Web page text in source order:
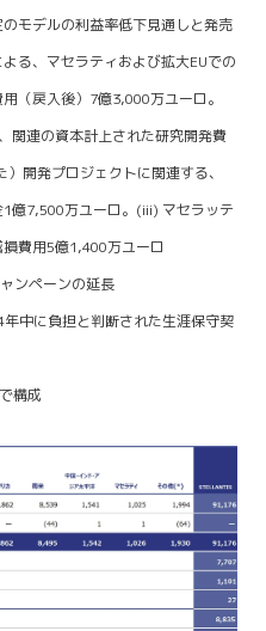
モデルの利益率低下見通しと発売
る、マセラティおよび拡大EUでの
（戻入後）7億3,000万ユーロ。
関連の資本計上された研究開発費
開発プロジェクトに関連する、
億7,500万ユーロ。(iii) マセラッテ
費用5億1,400万ユーロ
ンペーンの延長
中に負担と判断された生涯保守契
構成